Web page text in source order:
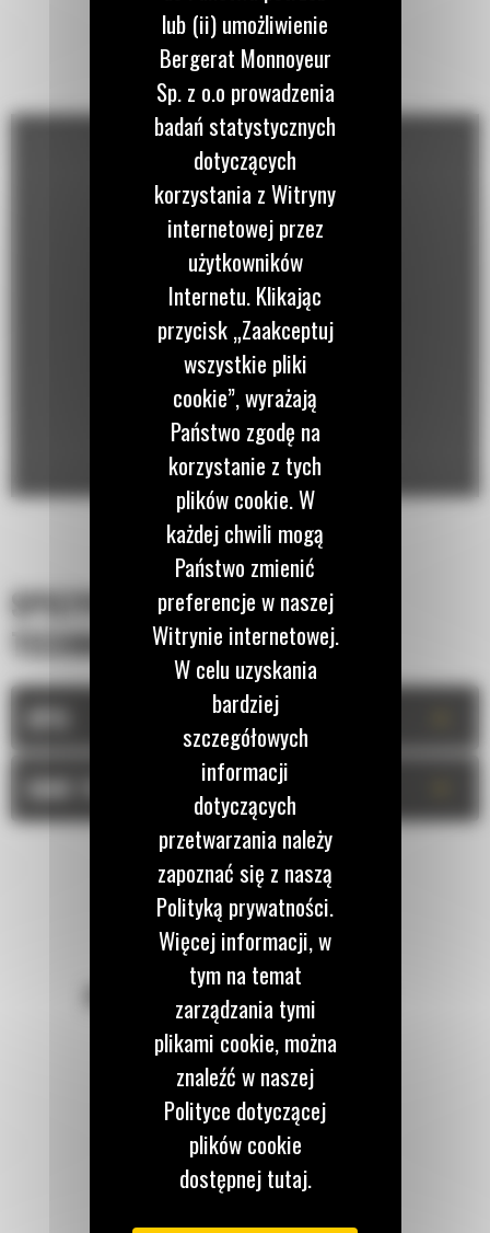
SPECYFIKACJA
TECHNICZNA
OPIS
DANE TECHNICZNE
POZOSTAŃMY W KONTAKCIE
Zadzwoń do nas
122 100 122
lub (ii) umożliwienie
Bergerat Monnoyeur
Sp. z o.o prowadzenia
badań statystycznych
dotyczących
korzystania z Witryny
internetowej przez
użytkowników
Internetu. Klikając
przycisk „Zaakceptuj
wszystkie pliki
cookie”, wyrażają
Państwo zgodę na
korzystanie z tych
plików cookie. W
każdej chwili mogą
Państwo zmienić
preferencje w naszej
Witrynie internetowej.
W celu uzyskania
bardziej
szczegółowych
informacji
dotyczących
przetwarzania należy
zapoznać się z naszą
Polityką prywatności.
Więcej informacji, w
tym na temat
zarządzania tymi
plikami cookie, można
znaleźć w naszej
Polityce dotyczącej
plików cookie
dostępnej tutaj.